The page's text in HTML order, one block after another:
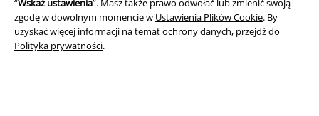
“Wskaż ustawienia”. Masz także prawo odwołać lub zmienić swoją
zgodę w dowolnym momencie w Ustawienia Plików Cookie. By
uzyskać więcej informacji na temat ochrony danych, przejdź do
Polityka prywatności.
Oferty dla Ciebie